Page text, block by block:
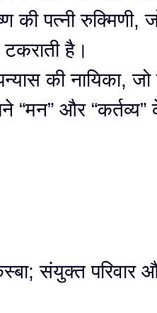
की पत्नी रुक्मिणी,
है।
की नायिका,
“मन” और “कर्तव्य”
संयुक्त परिवार